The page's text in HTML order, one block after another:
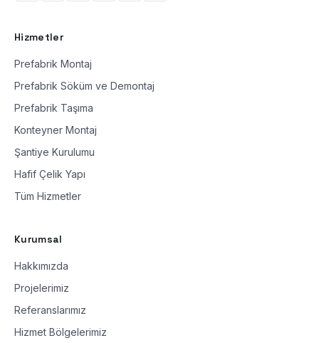
Hizmetler
Prefabrik Montaj
Prefabrik Söküm ve Demontaj
Prefabrik Taşıma
Konteyner Montaj
Şantiye Kurulumu
Hafif Çelik Yapı
Tüm Hizmetler
Kurumsal
Hakkımızda
Projelerimiz
Referanslarımız
Hizmet Bölgelerimiz